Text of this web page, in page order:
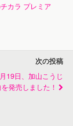
カラ プレミア
次の投稿
19日、加山こうじ
発売しました！